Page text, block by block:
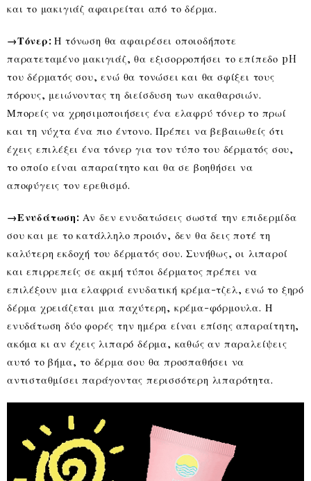
και το μακιγιάζ αφαιρείται από το δέρμα.
→Τόνερ:Η τόνωση θα αφαιρέσει οποιοδήποτε
παρατεταμένο μακιγιάζ, θα εξισορροπήσει το επίπεδο pH
του δέρματός σου, ενώ θα τονώσει και θα σφίξει τους
πόρους, μειώνοντας τη διείσδυση των ακαθαρσιών.
Μπορείς να χρησιμοποιήσεις ένα ελαφρύ τόνερ το πρωί
και τη νύχτα ένα πιο έντονο. Πρέπει να βεβαιωθείς ότι
έχεις επιλέξει ένα τόνερ για τον τύπο του δέρματός σου,
το οποίο είναι απαραίτητο και θα σε βοηθήσει να
αποφύγεις τον ερεθισμό.
→Ενυδάτωση: Αν δεν ενυδατώσεις σωστά την επιδερμίδα
σου και με το κατάλληλο προιόν, δεν θα δεις ποτέ τη
καλύτερη εκδοχή του δέρματός σου. Συνήθως, οι λιπαροί
και επιρρεπείς σε ακμή τύποι δέρματος πρέπει να
επιλέξουν μια ελαφριά ενυδατική κρέμα-τζελ, ενώ το ξηρό
δέρμα χρειάζεται μια παχύτερη, κρέμα-φόρμουλα. Η
ενυδάτωση δύο φορές την ημέρα είναι επίσης απαραίτητη,
ακόμα κι αν έχεις λιπαρό δέρμα, καθώς αν παραλείψεις
αυτό το βήμα, το δέρμα σου θα προσπαθήσει να
αντισταθμίσει παράγοντας περισσότερη λιπαρότητα.